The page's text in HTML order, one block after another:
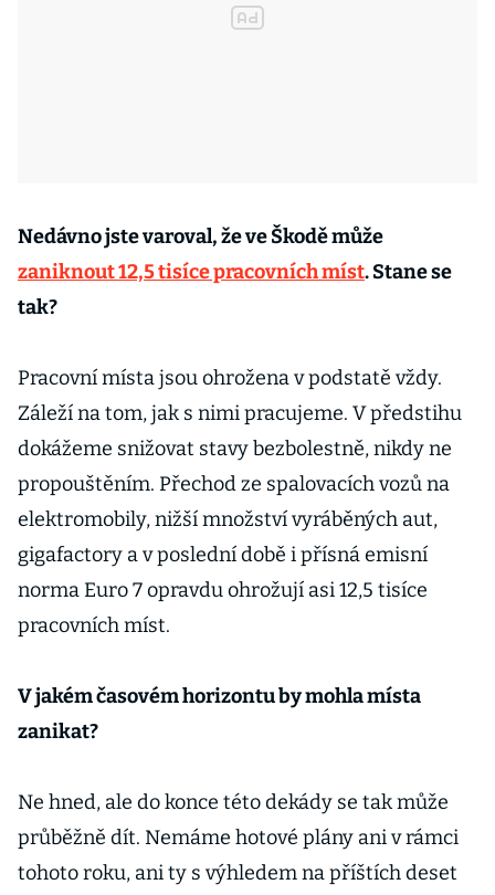
Nedávno jste varoval, že ve Škodě může
zaniknout 12,5 tisíce pracovních míst. Stane se
tak?
Pracovní místa jsou ohrožena v podstatě vždy.
Záleží na tom, jak s nimi pracujeme. V předstihu
dokážeme snižovat stavy bezbolestně, nikdy ne
propouštěním. Přechod ze spalovacích vozů na
elektromobily, nižší množství vyráběných aut,
gigafactory a v poslední době i přísná emisní
norma Euro 7 opravdu ohrožují asi 12,5 tisíce
pracovních míst.
V jakém časovém horizontu by mohla místa
zanikat?
Ne hned, ale do konce této dekády se tak může
průběžně dít. Nemáme hotové plány ani v rámci
tohoto roku, ani ty s výhledem na příštích deset